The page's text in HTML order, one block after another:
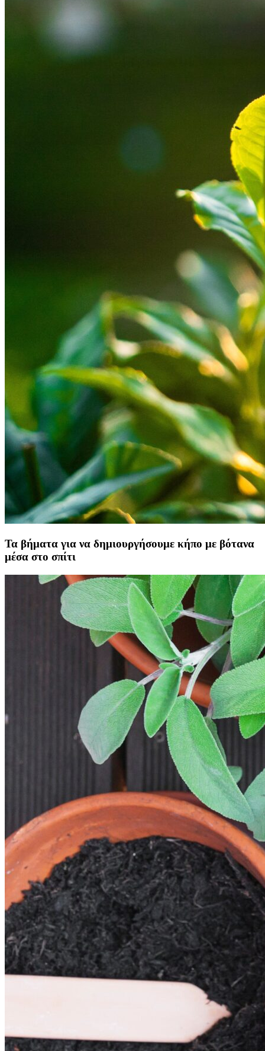
Τα βήματα για να δημιουργήσουμε κήπο με βότανα
μέσα στο σπίτι